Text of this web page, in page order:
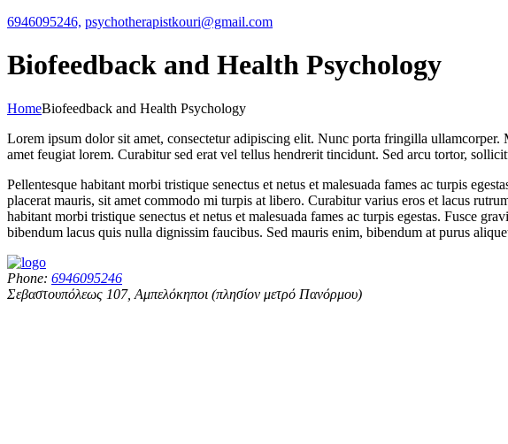
6946095246, psychotherapistkouri@gmail.com
Biofeedback and Health Psychology
HomeBiofeedback and Health Psychology
Lorem ipsum dolor sit amet, consectetur adipiscing elit. Nunc porta fringilla
amet feugiat lorem. Curabitur sed erat vel tellus hendrerit tincidunt. Sed arcu tortor,
Pellentesque habitant morbi tristique senectus et netus et malesuada fames ac turpis
placerat mauris, sit amet commodo mi turpis at libero. Curabitur varius eros et lacus
habitant morbi tristique senectus et netus et malesuada fames ac turpis egestas. Fusce
bibendum lacus quis nulla dignissim faucibus. Sed mauris enim, bibendum at purus
Phone: 6946095246
Σεβαστουπόλεως 107, Αμπελόκηποι (πλησίον μετρό Πανόρμου)